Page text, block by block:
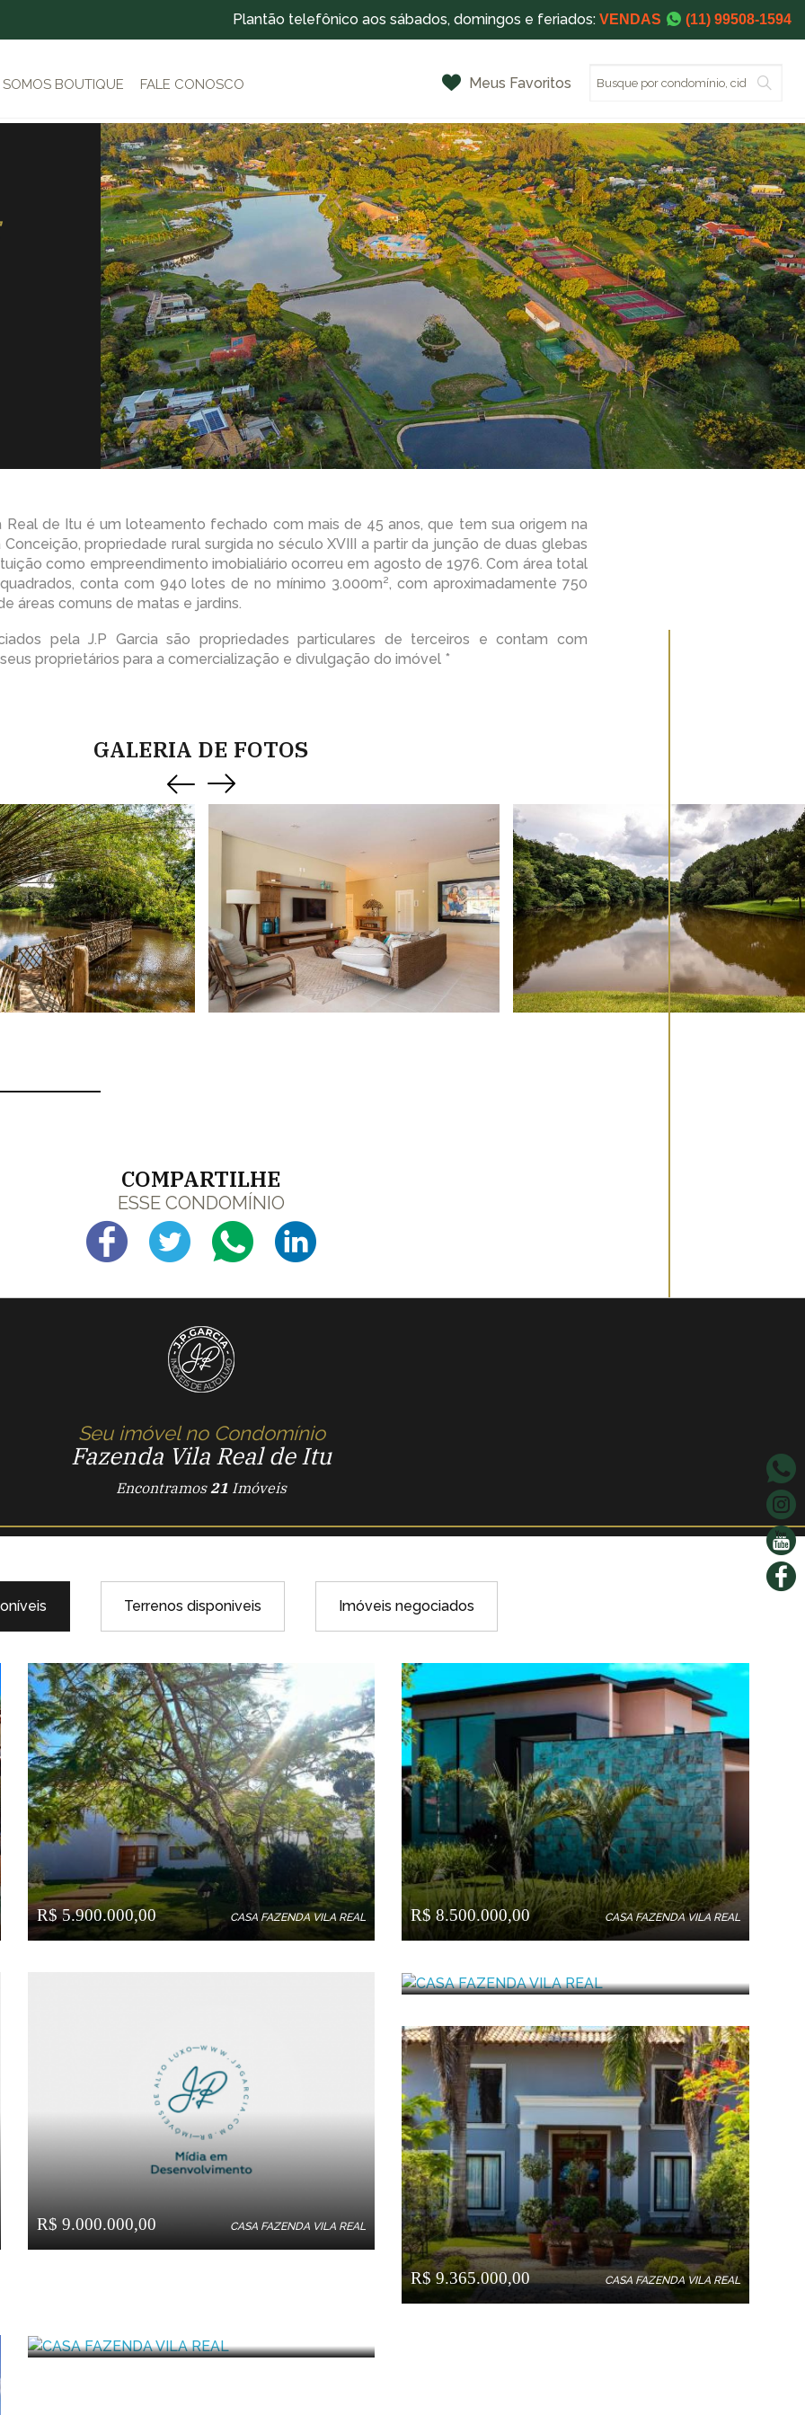
Plantão telefônico aos sábados, domingos e feriados: VENDAS (11) 99508-1594
SOMOS BOUTIQUE FALE CONOSCO Meus Favoritos
Real de Itu é um loteamento fechado com mais de 45 anos, que tem sua origem na
propriedade rural surgida no século XVIII a partir da junção de duas glebas
como empreendimento imobialiário ocorreu em agosto de 1976. Com área total
conta com 940 lotes de no mínimo 3.000m², com aproximadamente 750
áreas comuns de matas e jardins.
pela J.P Garcia são propriedades particulares de terceiros e contam com
proprietários para a comercialização e divulgação do imóvel *
GALERIA DE FOTOS
COMPARTILHE
ESSE CONDOMÍNIO
Seu imóvel no Condomínio
Fazenda Vila Real de Itu
Encontramos 21 Imóveis
Terrenos disponiveis Imóveis negociados
R$ 5.900.000,00 CASA FAZENDA VILA REAL R$ 8.500.000,00 CASA FAZENDA VILA REAL
R$ 9.000.000,00 CASA FAZENDA VILA REAL
R$ 9.300.000,00
R$ 9.365.000,00 CASA FAZENDA VILA REAL
R$ 9.800.000,00